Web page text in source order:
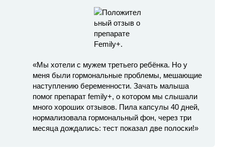
«Мы хотели с мужем третьего ребёнка. Но у
меня были гормональные проблемы, мешающие
наступлению беременности. Зачать малыша
помог препарат femily+, о котором мы слышали
много хороших отзывов. Пила капсулы 40 дней,
нормализовала гормональный фон, через три
месяца дождались: тест показал две полоски!»